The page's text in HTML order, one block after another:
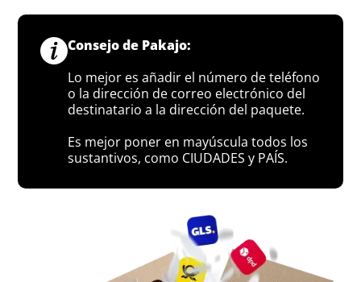
Consejo de Pakajo:
Lo mejor es añadir el número de teléfono
o la dirección de correo electrónico del
destinatario a la dirección del paquete.
Es mejor poner en mayúscula todos los
sustantivos, como CIUDADES y PAÍS.